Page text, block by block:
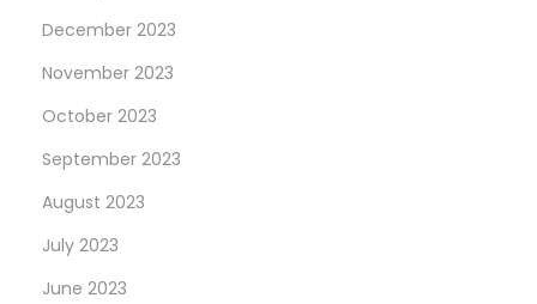
December 2023
November 2023
October 2023
September 2023
August 2023
July 2023
June 2023